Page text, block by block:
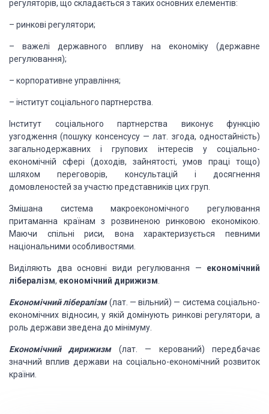
регуляторів, що складається з таких основних елементів:
– ринкові регулятори;
– важелі державного впливу на економіку (державне
регулювання);
– корпоративне управління;
– інститут соціального партнерства.
Інститут соціального партнерства виконує функцію
узгодження (пошуку консенсусу — лат. згода, одностайність)
загальнодержавних і групових інтересів у соціально-
економічній сфері (доходів, зайнятості, умов праці тощо)
шляхом переговорів, консультацій і досягнення
домовленостей за участю представників цих груп.
Змішана система макроекономічного регулювання
притаманна країнам з розвиненою ринковою економікою.
Маючи спільні риси, вона характеризується певними
національними особливостями.
Виділяють два основні види регулювання — економічний
лібералізм, економічний дирижизм
Економічний лібералізм(лат. — вільний) — система соціально-
економічних відносин, у якій домінують ринкові регулятори, а
роль держави зведена до мінімуму.
Економічний дирижизм(лат. — керований) передбачає
значний вплив держави на соціально-економічний розвиток
країни.